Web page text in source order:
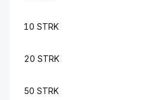
10 STRK
20 STRK
50 STRK